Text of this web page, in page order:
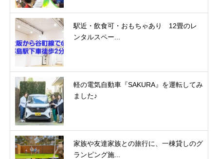
駅近・飲食可・おもちゃあり 12畳のレ
ンタルスペー...
軽の電気自動車『SAKURA』を運転してみ
ました♪
家族や友達家族との旅行に、一棟貸しのグ
ランピング施...